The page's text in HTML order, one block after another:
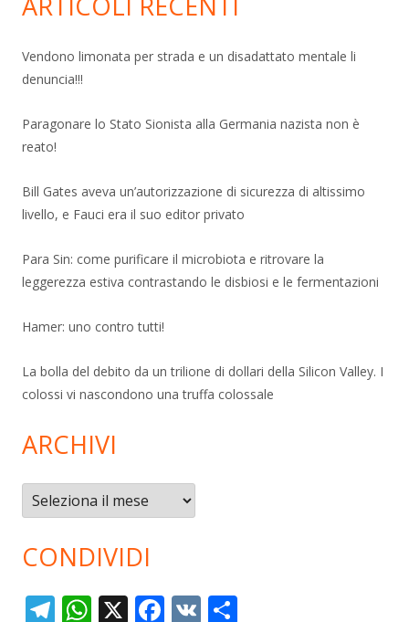
Vendono limonata per strada e un disadattato mentale li
denuncia!!!
Paragonare lo Stato Sionista alla Germania nazista non è
reato!
Bill Gates aveva un’autorizzazione di sicurezza di altissimo
livello, e Fauci era il suo editor privato
Para Sin: come purificare il microbiota e ritrovare la
leggerezza estiva contrastando le disbiosi e le fermentazioni
Hamer: uno contro tutti!
La bolla del debito da un trilione di dollari della Silicon Valley. I
colossi vi nascondono una truffa colossale
ARCHIVI
Archivi
CONDIVIDI
T W X F V